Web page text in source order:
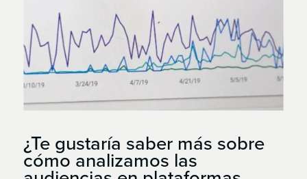
¿Te gustaría saber más sobre
cómo analizamos las